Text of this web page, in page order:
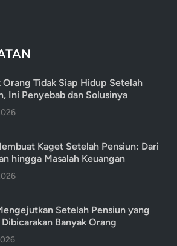
Orang Tidak Siap Hidup Setelah
Ini Penyebab dan Solusinya
Kaget Setelah Pensiun: Dari
hingga Masalah Keuangan
Setelah Pensiun yang
Banyak Orang